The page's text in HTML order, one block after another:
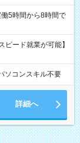
ード就業が可能】
ソコンスキル不要
詳細へ